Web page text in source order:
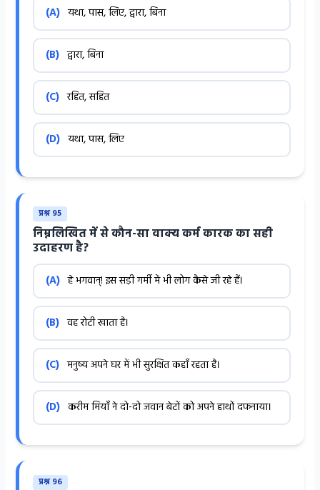
(A) यथा, पास, लिए, द्वारा, बिना
(B) द्वारा, बिना
(C) रहित, सहित
(D) यथा, पास, लिए
प्रश्न 95
निम्नलिखित में से कौन-सा वाक्य कर्म कारक का सही
उदाहरण है?
(A) हे भगवान्! इस सड़ी गर्मी में भी लोग कैसे जी रहे हैं।
(B) वह रोटी खाता है।
(C) मनुष्य अपने घर में भी सुरक्षित कहाँ रहता है।
(D) करीम मियाँ ने दो-दो जवान बेटों को अपने हाथों दफनाया।
प्रश्न 96